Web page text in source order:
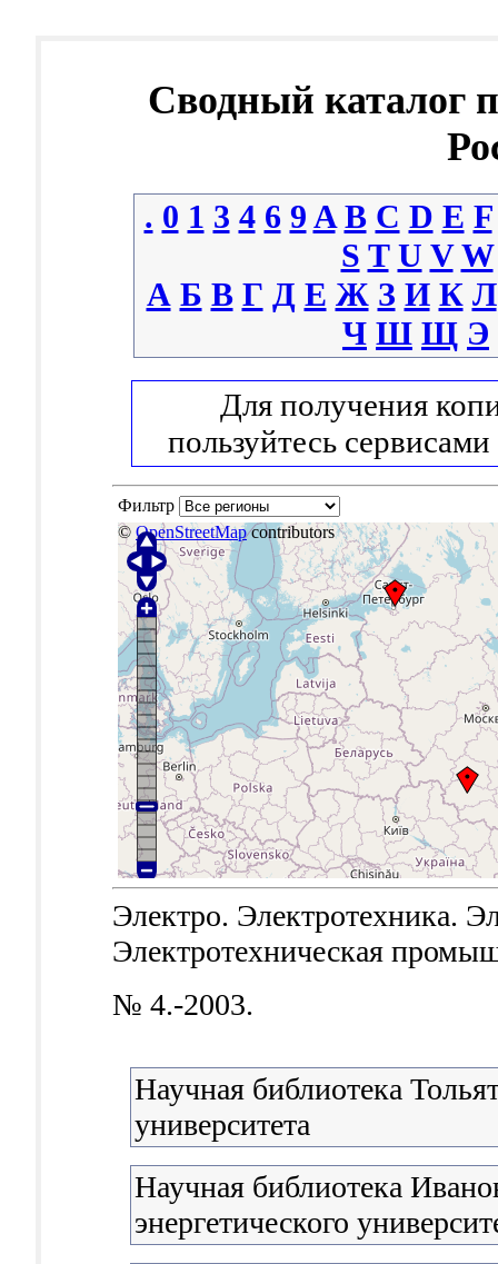
Сводный каталог
. 0 1 3 4 6 9 A B C D E F
S T U V W
А Б В Г Д Е Ж З И К Л
Ч Ш Щ Э
Для получения
пользуйтесь сервисами
Фильтр
© OpenStreetMapcontributors
Электро. Электротехника.
Электротехническая
№ 4.-2003.
Научная библиотека
университета
Научная библиотека
энергетического